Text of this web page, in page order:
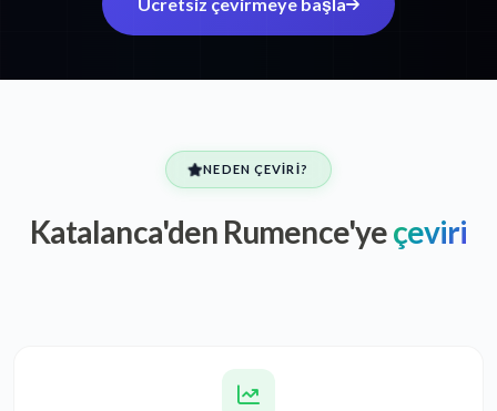
NEDEN ÇEVIRI?
Katalanca'den Rumence'yeçeviri